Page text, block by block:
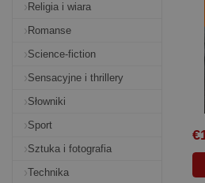
Religia i wiara
Romanse
Science-fiction
Sensacyjne i thrillery
Słowniki
Sport
Sztuka i fotografia
Technika